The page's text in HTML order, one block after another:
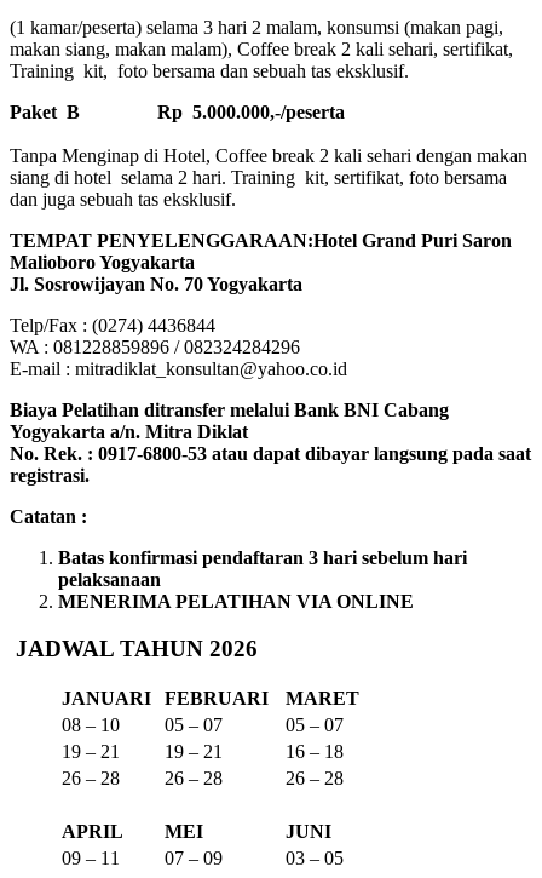
(1 kamar/peserta) selama 3 hari 2 malam, konsumsi (makan pagi,
makan siang, makan malam), Coffee break 2 kali sehari, sertifikat,
Training kit, foto bersama dan sebuah tas eksklusif.
Paket B
Rp 5.000.000,-/peserta
Tanpa Menginap di Hotel, Coffee break 2 kali sehari dengan makan
siang di hotel selama 2 hari. Training kit, sertifikat, foto bersama
dan juga sebuah tas eksklusif.
TEMPAT PENYELENGGARAAN:Hotel Grand Puri Saron
Malioboro Yogyakarta
Jl. Sosrowijayan No. 70 Yogyakarta
Telp/Fax : (0274) 4436844
WA : 081228859896 / 082324284296
E-mail : mitradiklat_konsultan@yahoo.co.id
Biaya Pelatihan ditransfer melalui Bank BNI Cabang
Yogyakarta a/n. Mitra Diklat
No. Rek. : 0917-6800-53 atau dapat dibayar langsung pada saat
registrasi.
Catatan :
Batas konfirmasi pendaftaran 3 hari sebelum hari
pelaksanaan
MENERIMA PELATIHAN VIA ONLINE
JADWAL TAHUN 2026
JANUARI FEBRUARI
MARET
08 – 10
05 – 07
05 – 07
19 – 21
19 – 21
16 – 18
26 – 28
26 – 28 26 – 28
APRIL MEI
JUNI
09 – 11
07 – 09
03 – 05